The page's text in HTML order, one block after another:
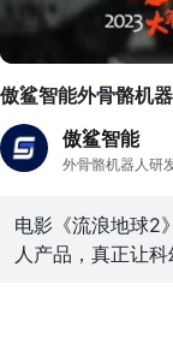
傲鲨智能外骨骼机
傲鲨智能
外骨骼机器人研
电影《流浪地球2
人产品，真正让科